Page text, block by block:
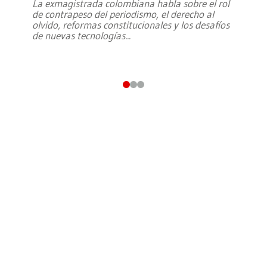
La exmagistrada colombiana habla sobre el rol
de contrapeso del periodismo, el derecho al
olvido, reformas constitucionales y los desafíos
de nuevas tecnologías...